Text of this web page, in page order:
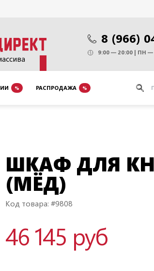
8 (966)
9:00 — 20:00 | ПН —
% РАСПРОДАЖА %
ШКАФ ДЛЯ
(МЁД)
Код товара: #9808
46 145 руб